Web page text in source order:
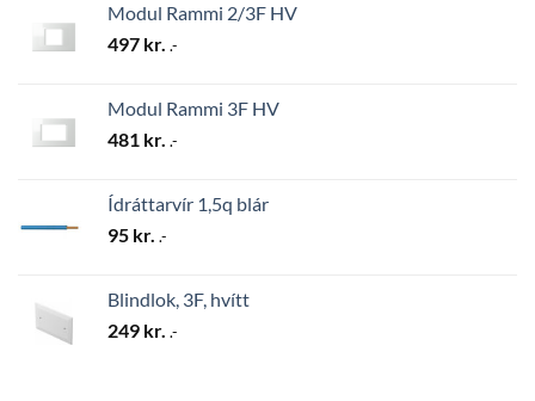
Modul Rammi 2/3F HV
497 kr. .-
Modul Rammi 3F HV
481 kr. .-
Ídráttarvír 1,5q blár
95 kr. .-
Blindlok, 3F, hvítt
249 kr. .-